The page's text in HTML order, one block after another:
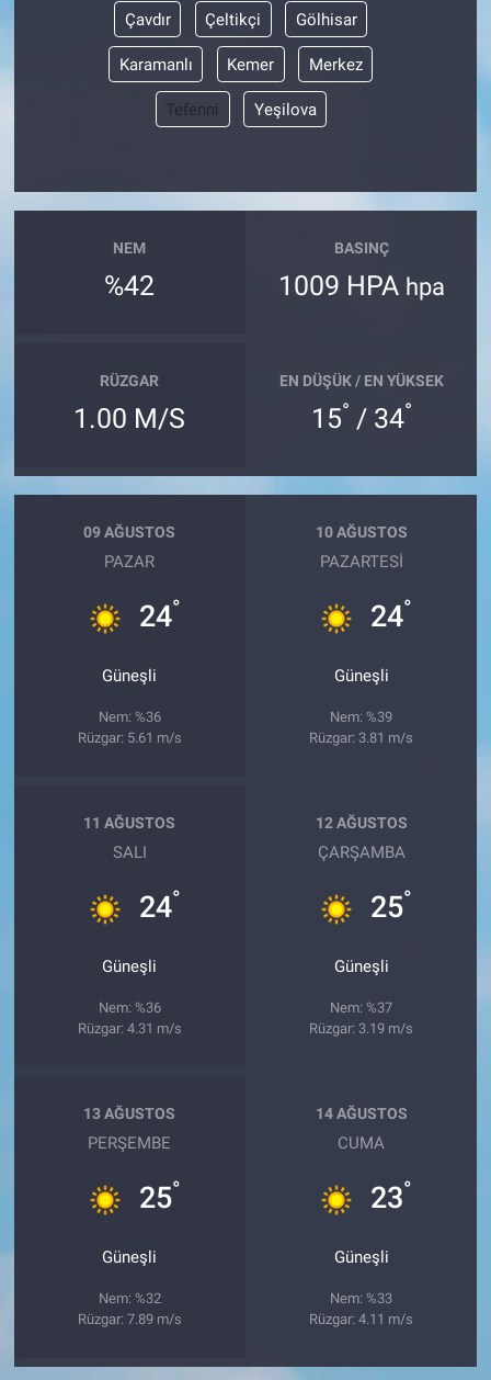
Çavdır Çeltikçi Gölhisar
Karamanlı Kemer Merkez
Tefenni Yeşilova
NEM
%42
BASINÇ
1009 HPA hpa
RÜZGAR
1.00 M/S
EN DÜŞÜK / EN YÜKSEK
15° / 34°
09 AĞUSTOS
PAZAR
24°
Güneşli
Nem: %36
Rüzgar: 5.61 m/s
10 AĞUSTOS
PAZARTESI
24°
Güneşli
Nem: %39
Rüzgar: 3.81 m/s
11 AĞUSTOS
SALI
24°
Güneşli
Nem: %36
Rüzgar: 4.31 m/s
12 AĞUSTOS
ÇARŞAMBA
25°
Güneşli
Nem: %37
Rüzgar: 3.19 m/s
13 AĞUSTOS
PERŞEMBE
25°
Güneşli
Nem: %32
Rüzgar: 7.89 m/s
14 AĞUSTOS
CUMA
23°
Güneşli
Nem: %33
Rüzgar: 4.11 m/s